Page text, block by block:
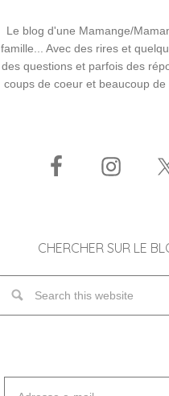
Le blog d'une Mamange/
famille... Avec des rires et
des questions et parfois des
coups de coeur et beaucoup de
CHERCHER SUR LE